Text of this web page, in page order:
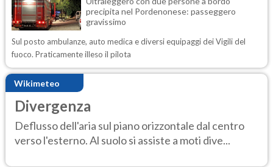
precipita nel Pordenonese: passeggero
gravissimo
Sul posto ambulanze, auto medica e diversi equipaggi dei Vigili del
fuoco. Praticamente illeso il pilota
Wikimeteo
Divergenza
Deflusso dell'aria sul piano orizzontale dal centro
verso l'esterno. Al suolo si assiste a moti dive...